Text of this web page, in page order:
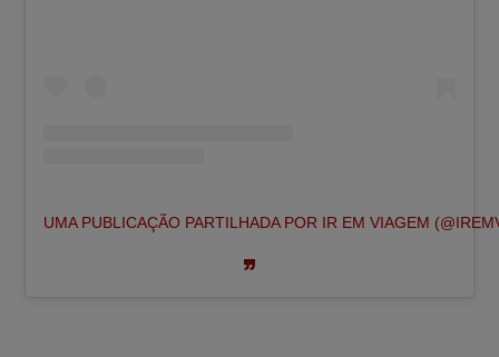
UMA PUBLICAÇÃO PARTILHADA POR IR EM VIAGEM